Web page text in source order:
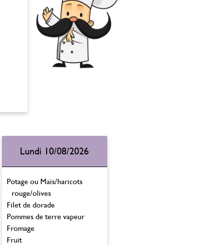
Lundi 10/08/2026
Potage ou Maïs/haricots
rouge/olives
Filet de dorade
Pommes de terre vapeur
Fromage
Fruit